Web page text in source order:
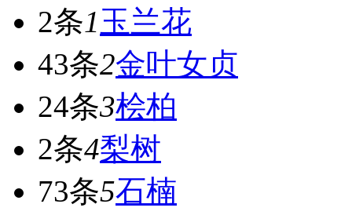
2条1玉兰花
43条2金叶女贞
24条3桧柏
2条4梨树
73条5石楠